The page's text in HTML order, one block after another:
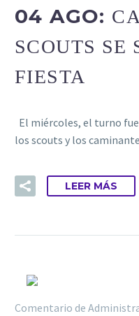
04 AGO:
SCOUTS SE
FIESTA
El miércoles, el turno fue
los scouts y los
LEER MÁS
Comentario de